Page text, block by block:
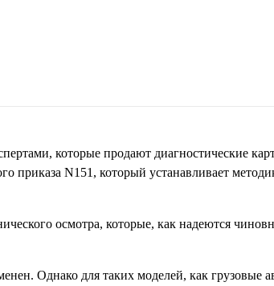
которые продают диагностические
приказа N151, который устанавливает
осмотра, которые, как надеются
Однако для таких моделей, как грузовые